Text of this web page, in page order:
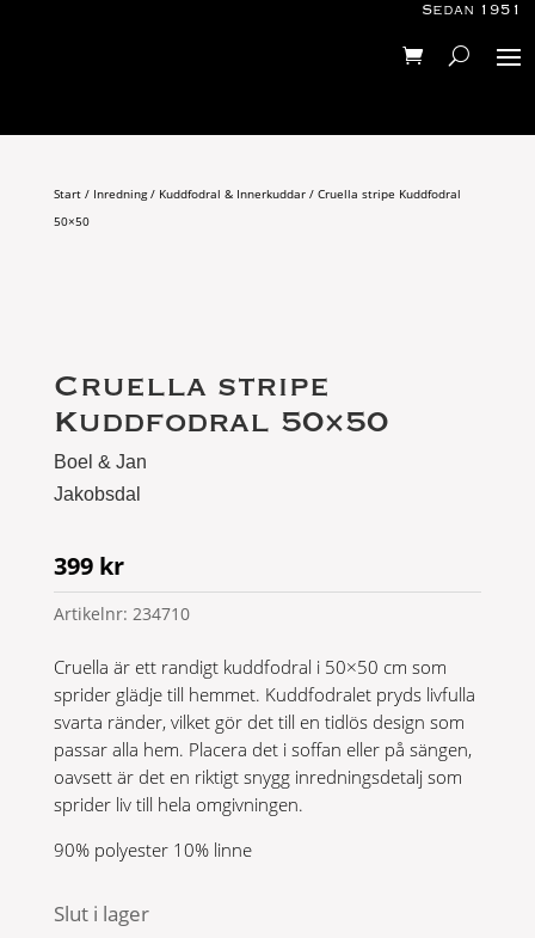
Sedan 1951
Start/ Inredning/ Kuddfodral & Innerkuddar/ Cruella stripe Kuddfodral
50×50
Cruella stripe
Kuddfodral 50×50
Boel & Jan
Jakobsdal
399 kr
Artikelnr: 234710
Cruella är ett randigt kuddfodral i 50×50 cm som
sprider glädje till hemmet. Kuddfodralet pryds livfulla
svarta ränder, vilket gör det till en tidlös design som
passar alla hem. Placera det i soffan eller på sängen,
oavsett är det en riktigt snygg inredningsdetalj som
sprider liv till hela omgivningen.
90% polyester 10% linne
Slut i lager